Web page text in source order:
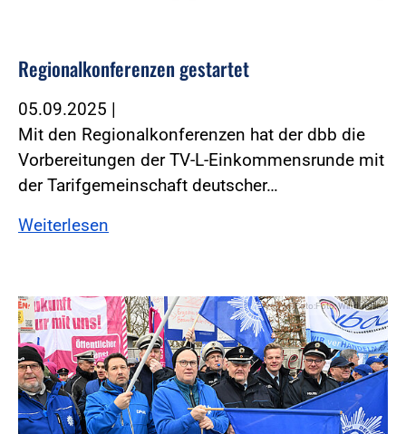
Regionalkonferenzen gestartet
05.09.2025 |
Mit den Regionalkonferenzen hat der dbb die
Vorbereitungen der TV-L-Einkommensrunde mit
der Tarifgemeinschaft deutscher…
Weiterlesen
Foto:Foto: Windmüller